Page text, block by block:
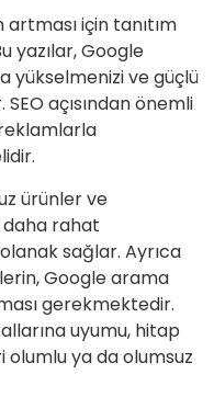
için tanıtım
yazılar, Google
yükselmenizi ve güçlü
açısından önemli
ürünler ve
rahat
sağlar. Ayrıca
Google arama
gerekmektedir.
uyumu, hitap
ya da olumsuz